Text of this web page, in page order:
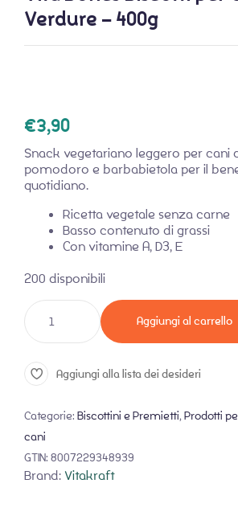
Verdure – 400g
€3,90
Snack vegetariano leggero per cani
pomodoro e barbabietola per il
quotidiano.
Ricetta vegetale senza carne
Basso contenuto di grassi
Con vitamine A, D3, E
200 disponibili
Aggiungi al carrello
Aggiungi alla lista dei desideri
Categorie: Biscottini e Premietti, Prodotti
cani
GTIN: 8007229348939
Brand:Vitakraft